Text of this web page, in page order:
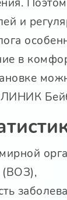
и
в
(ВОЗ),